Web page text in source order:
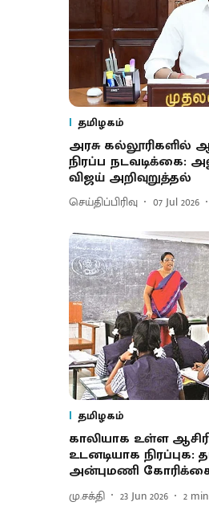
தமிழகம்
அரசு கல்லூரிகளில்
நிரப்ப நடவடிக்கை:
விஜய் அறிவுறுத்தல்
செய்திப்பிரிவு 07 Jul 2026
தமிழகம்
காலியாக உள்ள
உடனடியாக நிரப்புக:
அன்புமணி
மு.சக்தி 23 Jun 2026 2